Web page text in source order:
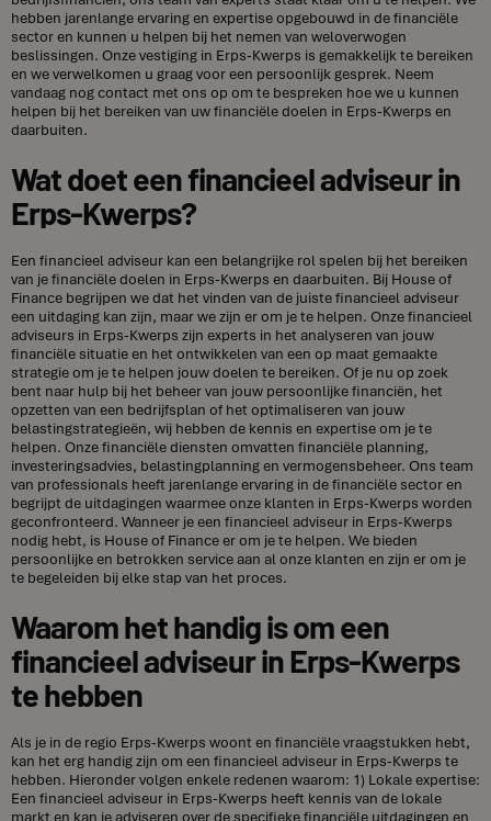
hebben jarenlange ervaring en expertise opgebouwd in de financiële
sector en kunnen u helpen bij het nemen van weloverwogen
beslissingen. Onze vestiging in Erps-Kwerps is gemakkelijk te bereiken
en we verwelkomen u graag voor een persoonlijk gesprek. Neem
vandaag nog contact met ons op om te bespreken hoe we u kunnen
helpen bij het bereiken van uw financiële doelen in Erps-Kwerps en
daarbuiten.
Wat doet een financieel adviseur in
Erps-Kwerps?
Een financieel adviseur kan een belangrijke rol spelen bij het bereiken
van je financiële doelen in Erps-Kwerps en daarbuiten. Bij House of
Finance begrijpen we dat het vinden van de juiste financieel adviseur
een uitdaging kan zijn, maar we zijn er om je te helpen. Onze financieel
adviseurs in Erps-Kwerps zijn experts in het analyseren van jouw
financiële situatie en het ontwikkelen van een op maat gemaakte
strategie om je te helpen jouw doelen te bereiken. Of je nu op zoek
bent naar hulp bij het beheer van jouw persoonlijke financiën, het
opzetten van een bedrijfsplan of het optimaliseren van jouw
belastingstrategieën, wij hebben de kennis en expertise om je te
helpen. Onze financiële diensten omvatten financiële planning,
investeringsadvies, belastingplanning en vermogensbeheer. Ons team
van professionals heeft jarenlange ervaring in de financiële sector en
begrijpt de uitdagingen waarmee onze klanten in Erps-Kwerps worden
geconfronteerd. Wanneer je een financieel adviseur in Erps-Kwerps
nodig hebt, is House of Finance er om je te helpen. We bieden
persoonlijke en betrokken service aan al onze klanten en zijn er om je
te begeleiden bij elke stap van het proces.
Waarom het handig is om een
financieel adviseur in Erps-Kwerps
te hebben
Als je in de regio Erps-Kwerps woont en financiële vraagstukken hebt,
kan het erg handig zijn om een financieel adviseur in Erps-Kwerps te
hebben. Hieronder volgen enkele redenen waarom: 1) Lokale expertise:
Een financieel adviseur in Erps-Kwerps heeft kennis van de lokale
markt en kan je adviseren over de specifieke financiële uitdagingen en